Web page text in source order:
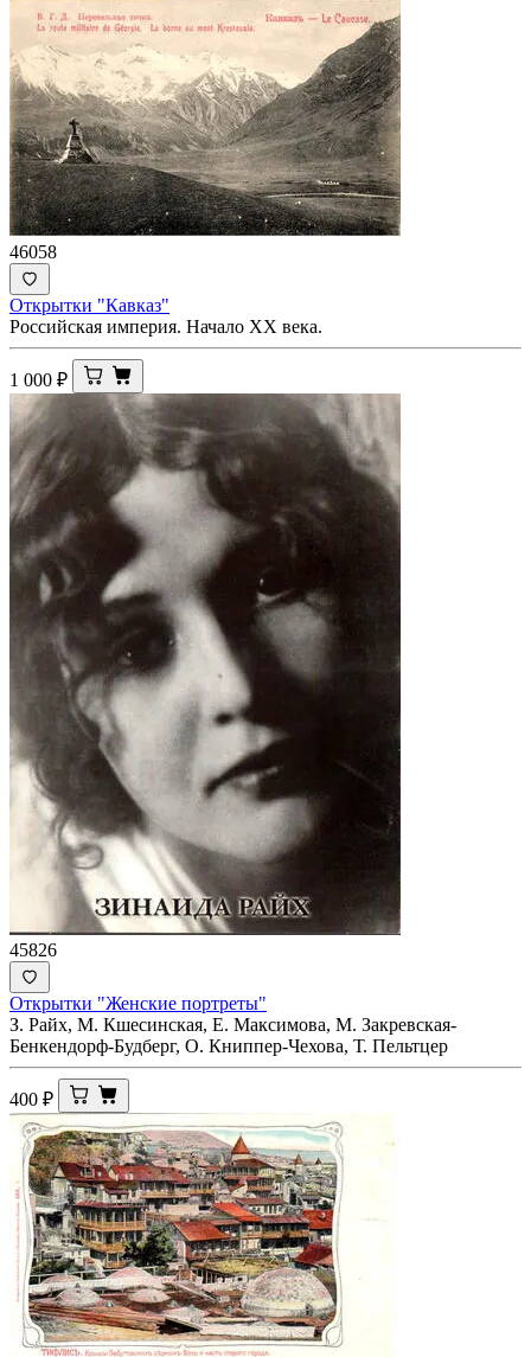
46058
Открытки "Кавказ"
Российская империя. Начало ХХ века.
1 000 ₽
45826
Открытки "Женские портреты"
З. Райх, М. Кшесинская, Е. Максимова, М. Закревская-
Бенкендорф-Будберг, О. Книппер-Чехова, Т. Пельтцер
400 ₽